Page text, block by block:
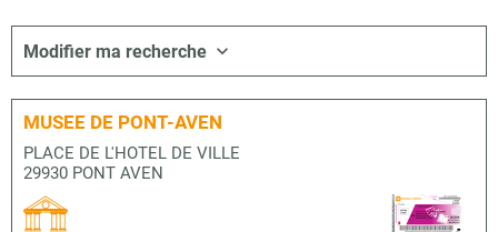
Modifier ma recherche
MUSEE DE PONT-AVEN
PLACE DE L'HOTEL DE VILLE
29930 PONT AVEN